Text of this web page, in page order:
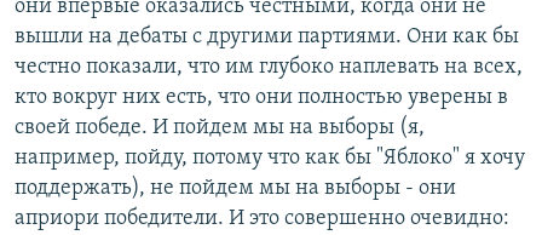
они впервые оказались честными, когда они не
вышли на дебаты с другими партиями. Они как бы
честно показали, что им глубоко наплевать на всех,
кто вокруг них есть, что они полностью уверены в
своей победе. И пойдем мы на выборы (я,
например, пойду, потому что как бы "Яблоко" я хочу
поддержать), не пойдем мы на выборы - они
априори победители. И это совершенно очевидно: